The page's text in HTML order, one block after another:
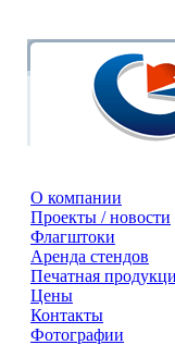
О компании
Проекты / новости
Флагштоки
Аренда стендов
Печатная
Цены
Контакты
Фотографии